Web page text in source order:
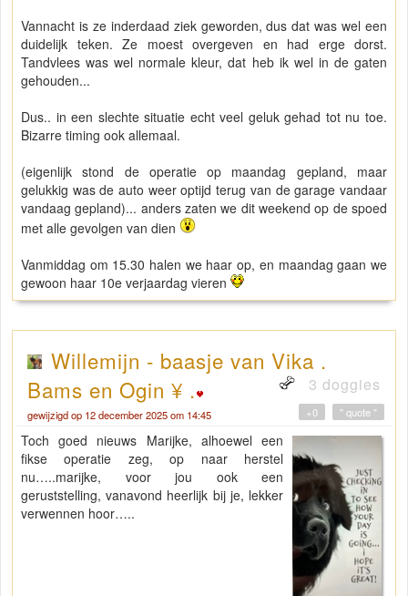
Vannacht is ze inderdaad ziek geworden, dus dat was wel een
duidelijk teken. Ze moest overgeven en had erge dorst.
Tandvlees was wel normale kleur, dat heb ik wel in de gaten
gehouden...
Dus.. in een slechte situatie echt veel geluk gehad tot nu toe.
Bizarre timing ook allemaal.
(eigenlijk stond de operatie op maandag gepland, maar
gelukkig was de auto weer optijd terug van de garage vandaar
vandaag gepland)... anders zaten we dit weekend op de spoed
met alle gevolgen van dien
Vanmiddag om 15.30 halen we haar op, en maandag gaan we
gewoon haar 10e verjaardag vieren
Willemijn - baasje van Vika .
Bams en Ogin ¥ .
3 doggies
gewijzigd op 12 december 2025 om 14:45 " quote "
+0
Toch goed nieuws Marijke, alhoewel een
fikse operatie zeg, op naar herstel
nu…..marijke, voor jou ook een
geruststelling, vanavond heerlijk bij je, lekker
verwennen hoor…..